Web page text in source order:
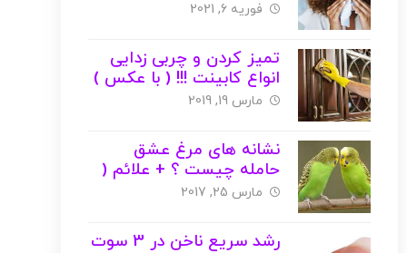
فوریه 6, 2021
تمیز کردن و چربی زدایی
انواع کابینت !!! ( با عکس )
مارس 19, 2019
نشانه های مرغ عشق
حامله چیست ؟ + علائم (
با عکس )
مارس 25, 2017
رشد سریع ناخن در 3 سوت